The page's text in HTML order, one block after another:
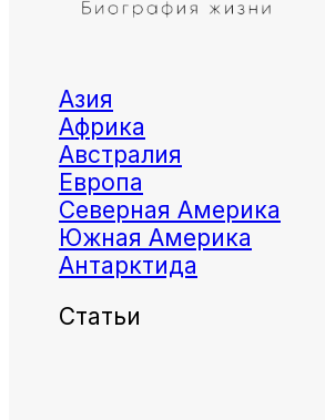
Азия
Африка
Австралия
Европа
Северная Америка
Южная Америка
Антарктида
Статьи